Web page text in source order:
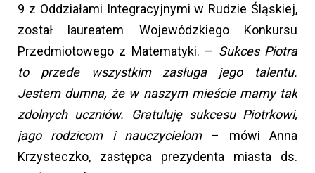
9 z Oddziałami Integracyjnymi w Rudzie Śląskiej,
został laureatem Wojewódzkiego Konkursu
Przedmiotowego z Matematyki. – Sukces Piotra
to przede wszystkim zasługa jego talentu.
Jestem dumna, że w naszym mieście mamy tak
zdolnych uczniów. Gratuluję sukcesu Piotrkowi,
jago rodzicom i nauczycielom – mówi Anna
Krzysteczko, zastępca prezydenta miasta ds.